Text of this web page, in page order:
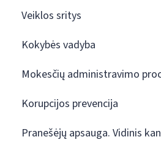
Veiklos sritys
Kokybės vadyba
Mokesčių administravimo
Korupcijos prevencija
Pranešėjų apsauga. Vidinis